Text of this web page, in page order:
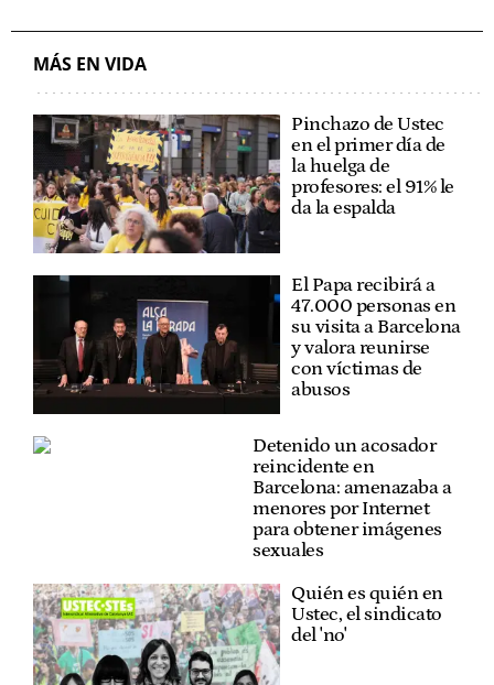
MÁS EN VIDA
Pinchazo de Ustec
en el primer día de
la huelga de
profesores: el 91% le
da la espalda
El Papa recibirá a
47.000 personas en
su visita a Barcelona
y valora reunirse
con víctimas de
abusos
Detenido un acosador
reincidente en
Barcelona: amenazaba a
menores por Internet
para obtener imágenes
sexuales
Quién es quién en
Ustec, el sindicato
del 'no'